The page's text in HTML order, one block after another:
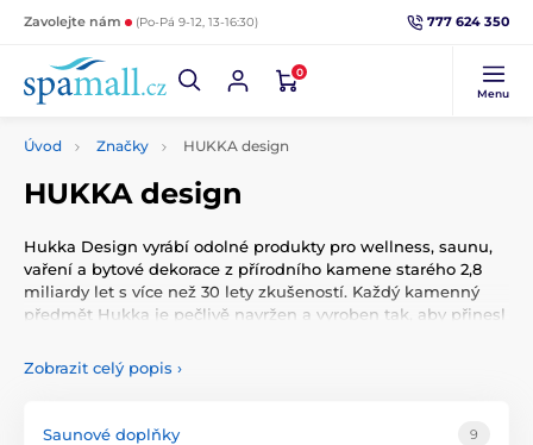
Zavolejte nám (Po-Pá 9-12, 13-16:30) 777 624 350
0
Menu
Úvod Značky HUKKA design
HUKKA design
Hukka Design vyrábí odolné produkty pro wellness, saunu,
vaření a bytové dekorace z přírodního kamene starého 2,8
miliardy let s více než 30 lety zkušeností. Každý kamenný
předmět Hukka je pečlivě navržen a vyroben tak, aby přinesl
z přírodního karelského mastku, díky kterému je každý kus
jedinečný. Respektujeme práci přírody: během výrobního
Zobrazit celý popis ›
Saunové doplňky 9